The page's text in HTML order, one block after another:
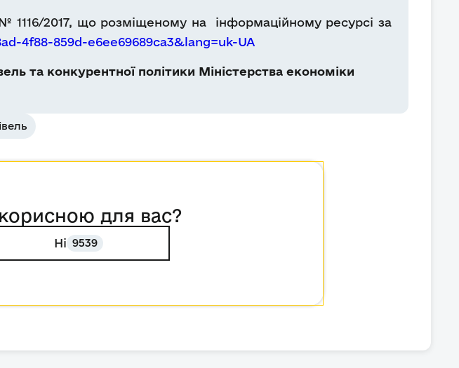
1116/2017, що розміщеному на інформаційному ресурсі за
4f88-859d-e6ee69689ca3&lang=uk-UA
та конкурентної політики Міністерства економіки
для вас?
Ні 9539